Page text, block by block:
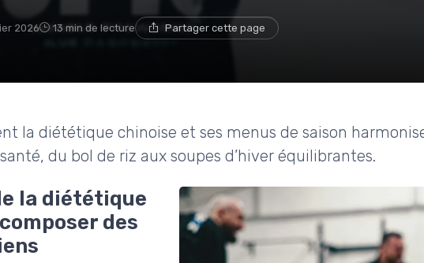
2026 13 min de lecture Partager cette page
la diététique chinoise et ses menus de saison
du bol de riz aux soupes d’hiver équilibrantes.
la diététique
des